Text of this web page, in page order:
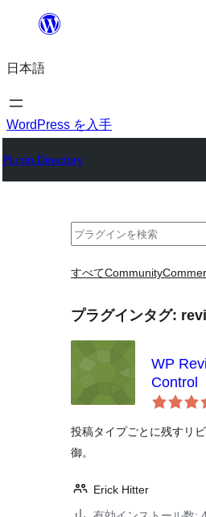
を
ス
キ
プ
日本語
WordPress を入手
Plugin Directory
検
すべてCommunity
プラグインタグ:
WP
Control
投稿タイプごとに残すリ
御。
Erick Hitter